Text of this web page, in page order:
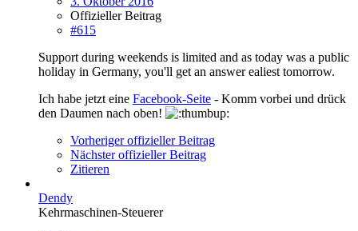
Offizieller Beitrag
#615
Support during weekends is limited and as today was a public
holiday in Germany, you'll get an answer ealiest tomorrow.
Ich habe jetzt eine Facebook-Seite - Komm vorbei und drück
den Daumen nach oben!
Vorheriger offizieller Beitrag
Nächster offizieller Beitrag
Zitieren
Dendy
Kehrmaschinen-Steuerer